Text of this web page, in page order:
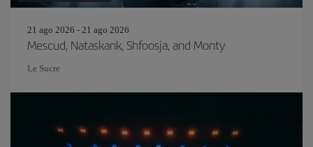
21 ago 2026 - 21 ago 2026
Mescud, Nataskank, Shfoosja, and Monty
Le Sucre